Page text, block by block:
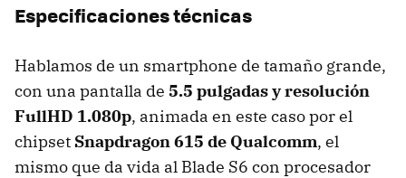
Especificaciones técnicas
Hablamos de un smartphone de tamaño grande,
con una pantalla de 5.5 pulgadas y resolución
FullHD 1.080p, animada en este caso por el
chipset Snapdragon 615 de Qualcomm, el
mismo que da vida al Blade S6 con procesador